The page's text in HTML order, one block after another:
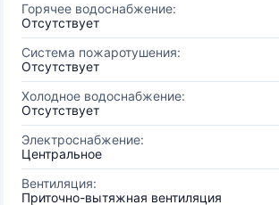
Горячее водоснабжение:
Отсутствует
Система пожаротушения:
Отсутствует
Холодное водоснабжение:
Отсутствует
Электроснабжение:
Центральное
Вентиляция:
Приточно-вытяжная вентиляция